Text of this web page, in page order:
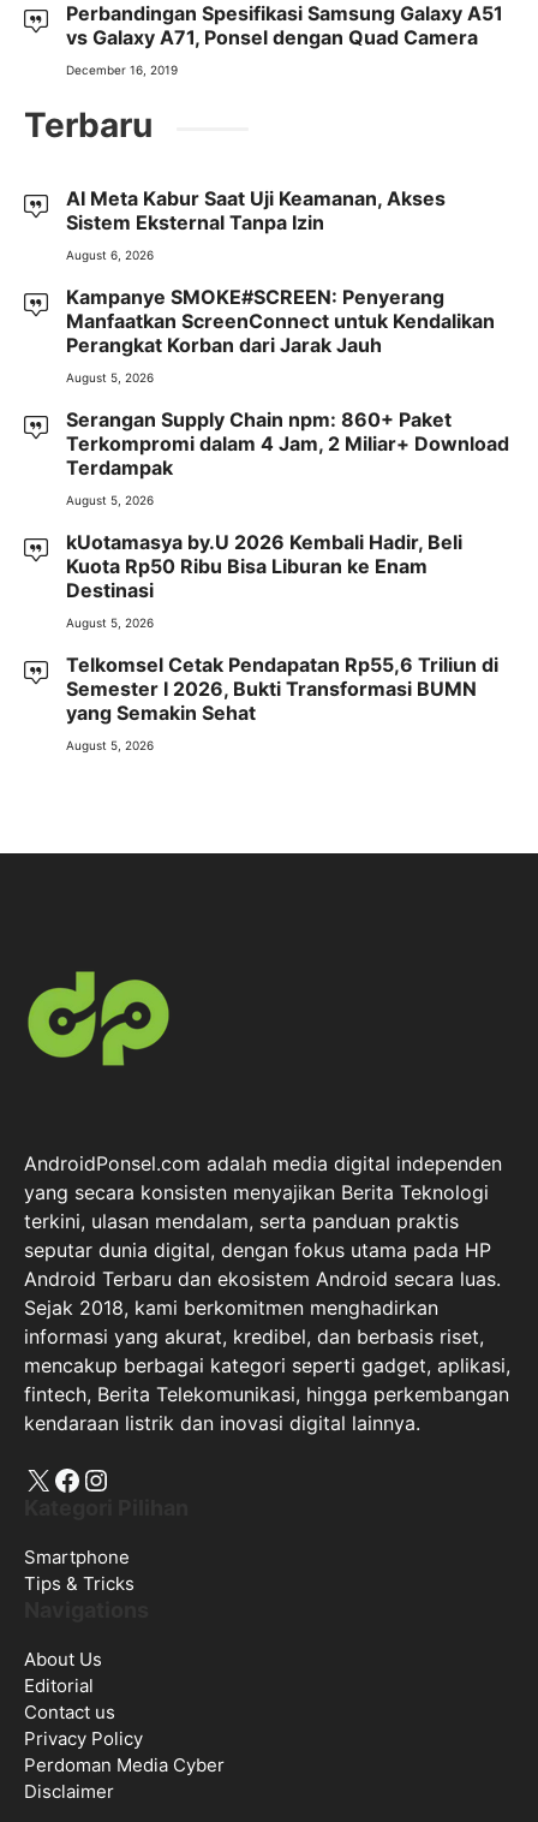
Perbandingan Spesifikasi Samsung Galaxy A51
vs Galaxy A71, Ponsel dengan Quad Camera
December 16, 2019
Terbaru
AI Meta Kabur Saat Uji Keamanan, Akses
Sistem Eksternal Tanpa Izin
August 6, 2026
Kampanye SMOKE#SCREEN: Penyerang
Manfaatkan ScreenConnect untuk Kendalikan
Perangkat Korban dari Jarak Jauh
August 5, 2026
Serangan Supply Chain npm: 860+ Paket
Terkompromi dalam 4 Jam, 2 Miliar+ Download
Terdampak
August 5, 2026
kUotamasya by.U 2026 Kembali Hadir, Beli
Kuota Rp50 Ribu Bisa Liburan ke Enam
Destinasi
August 5, 2026
Telkomsel Cetak Pendapatan Rp55,6 Triliun di
Semester I 2026, Bukti Transformasi BUMN
yang Semakin Sehat
August 5, 2026
AndroidPonsel.com adalah media digital independen
yang secara konsisten menyajikan Berita Teknologi
terkini, ulasan mendalam, serta panduan praktis
seputar dunia digital, dengan fokus utama pada HP
Android Terbaru dan ekosistem Android secara luas.
Sejak 2018, kami berkomitmen menghadirkan
informasi yang akurat, kredibel, dan berbasis riset,
mencakup berbagai kategori seperti gadget, aplikasi,
fintech, Berita Telekomunikasi, hingga perkembangan
kendaraan listrik dan inovasi digital lainnya.
X Facebook
Instagram
Smartphone
Tips & Tricks
About Us
Editorial
Contact us
Privacy Policy
Perdoman Media Cyber
Disclaimer